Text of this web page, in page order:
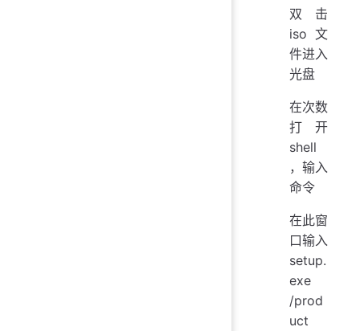
双击
iso文
件进入
光盘
在次数
打开
shell
，输入
命令
在此窗
口输入
setup.
exe
/prod
uct